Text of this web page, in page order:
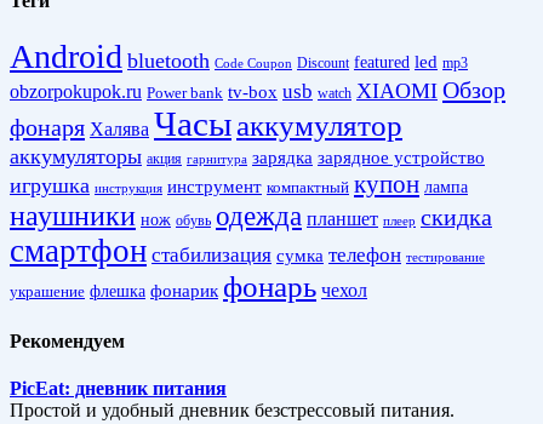
Android bluetooth Code Coupon Discount featured led mp3
obzorpokupok.ru Power bank tv-box usb watch XIAOMI Обзор
фонаря Халява Часыаккумулятор
аккумуляторы акция гарнитура зарядка зарядное устройство
игрушка инструкция инструмент компактный купон лампа
наушники нож обувь одежда планшет плеер скидка
смартфон стабилизация сумка телефон тестирование
украшение флешка фонарик фонарь чехол
Рекомендуем
PicEat: дневник питания
Простой и удобный дневник безстрессовый питания.